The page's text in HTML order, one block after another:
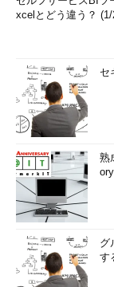
xcelとどう違う？ (1/
セ
熟
グ
す